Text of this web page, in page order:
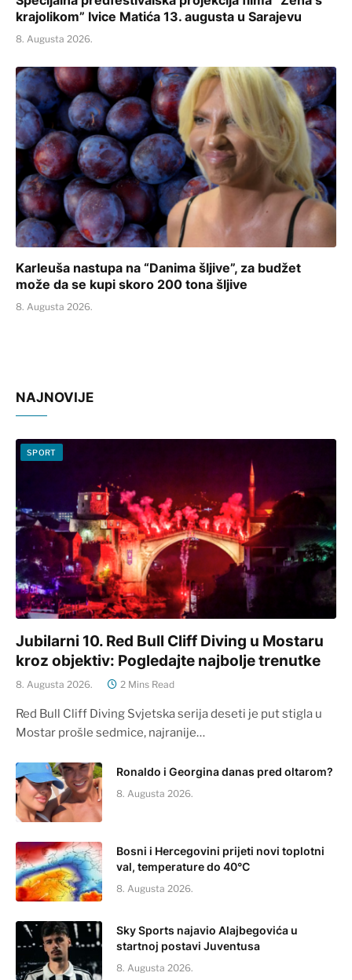
krajolikom” Ivice Matića 13. augusta u Sarajevu
8. Augusta 2026.
Karleuša nastupa na “Danima šljive”, za budžet
može da se kupi skoro 200 tona šljive
8. Augusta 2026.
NAJNOVIJE
SPORT
Jubilarni 10. Red Bull Cliff Diving u Mostaru
kroz objektiv: Pogledajte najbolje trenutke
8. Augusta 2026. 2 Mins Read
Red Bull Cliff Diving Svjetska serija deseti je put stigla u
Mostar prošle sedmice, najranije…
Ronaldo i Georgina danas pred oltarom?
8. Augusta 2026.
Bosni i Hercegovini prijeti novi toplotni
val, temperature do 40°C
8. Augusta 2026.
Sky Sports najavio Alajbegovića u
startnoj postavi Juventusa
8. Augusta 2026.